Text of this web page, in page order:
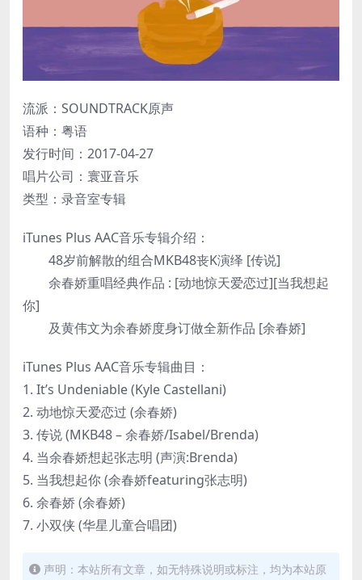
流派：SOUNDTRACK原声
语种：粤语
发行时间：2017-04-27
唱片公司：寰亚音乐
类型：录音室专辑
iTunes Plus AAC音乐专辑介绍：
48岁前解散的组合MKB48丧K演绎 [传说]
余春娇重唱经典作品 : [动地惊天爱恋过][当我想起
你]
及黄伟文为余春娇度身订做全新作品 [余春娇]
iTunes Plus AAC音乐专辑曲目：
1. It’s Undeniable (Kyle Castellani)
2. 动地惊天爱恋过 (余春娇)
3. 传说 (MKB48 – 余春娇/Isabel/Brenda)
4. 当余春娇想起张志明 (声演:Brenda)
5. 当我想起你 (余春娇featuring张志明)
6. 余春娇 (余春娇)
7. 小双侠 (华星儿童合唱团)
声明：本站所有文章，如无特殊说明或标注，均为本站原